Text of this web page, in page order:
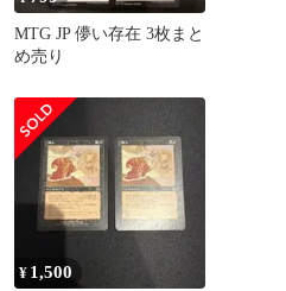
MTG JP 儚い存在 3枚まと
め売り
¥ 1,500